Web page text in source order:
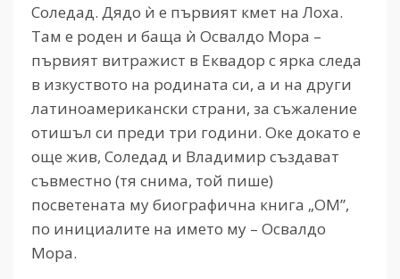
Соледад. Дядо ѝ е първият кмет на Лоха.
Там е роден и баща ѝ Освалдо Мора –
първият витражист в Еквадор с ярка следа
в изкуството на родината си, а и на други
латиноамерикански страни, за съжаление
отишъл си преди три години. Оке докато е
още жив, Соледад и Владимир създават
съвместно (тя снима, той пише)
посветената му биографична книга „ОМ”,
по инициалите на името му – Освалдо
Мора.